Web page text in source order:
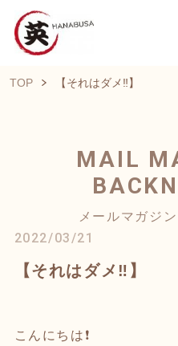
TOP 【それはダメ‼️】
MAIL
メールマガジ
2022/03/21
【それはダメ‼️】
こんにちは❗️